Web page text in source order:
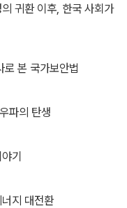
귀환 이후, 한국 사회가
본 국가보안법
파의 탄생
기
지 대전환